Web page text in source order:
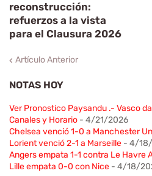
reconstrucción:
refuerzos a la vista
para el Clausura 2026
Artículo Anterior
NOTAS HOY
Ver Pronostico Paysandu .- Vasco
Canales y Horario - 4/21/2026
Chelsea venció 1-0 a Manchester
Lorient venció 2-1 a Marseille - 4/
Angers empata 1-1 contra Le Havre
Lille empata 0-0 con Nice - 4/18/